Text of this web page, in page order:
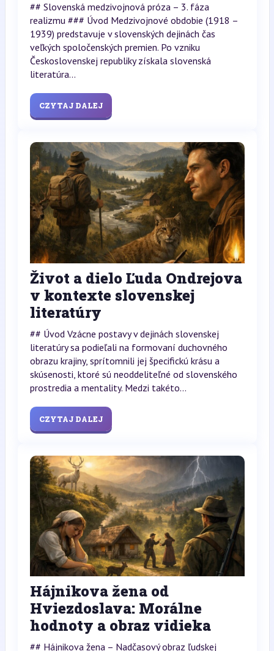
## Slovenská medzivojnová próza – 3. fáza
realizmu ### Úvod Medzivojnové obdobie (1918 –
1939) predstavuje v slovenských dejinách čas
veľkých spoločenských premien. Po vzniku
Československej republiky získala slovenská
literatúra...
CZYTAJ DALEJ
Život a dielo Ľuda Ondrejova
v kontexte slovenskej
literatúry
## Úvod Vzácne postavy v dejinách slovenskej
literatúry sa podieľali na formovaní duchovného
obrazu krajiny, sprítomnili jej špecifickú krásu a
skúsenosti, ktoré sú neoddeliteľné od slovenského
prostredia a mentality. Medzi takéto...
CZYTAJ DALEJ
Hájnikova žena od
Hviezdoslava: Morálne
hodnoty a obraz vidieka
## Hájnikova žena – Nadčasový obraz ľudskej